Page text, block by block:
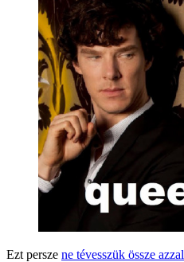
Ezt persze ne tévesszük össze azzal